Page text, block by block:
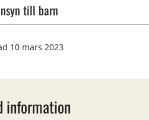
till barn
10 mars 2023
information